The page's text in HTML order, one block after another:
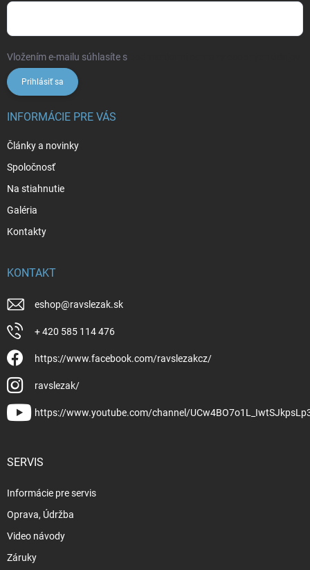
Vložením e-mailu súhlasíte s
Prihlásiť sa
INFORMÁCIE PRE VÁS
Články a novinky
Spoločnosť
Na stiahnutie
Galéria
Kontakty
KONTAKT
eshop@ravslezak.sk
+ 420 585 114 476
https://www.facebook.com/ravslezakcz/
ravslezak/
https://www.youtube.com/channel/
SERVIS
Informácie pre servis
Oprava, Údržba
Video návody
Záruky